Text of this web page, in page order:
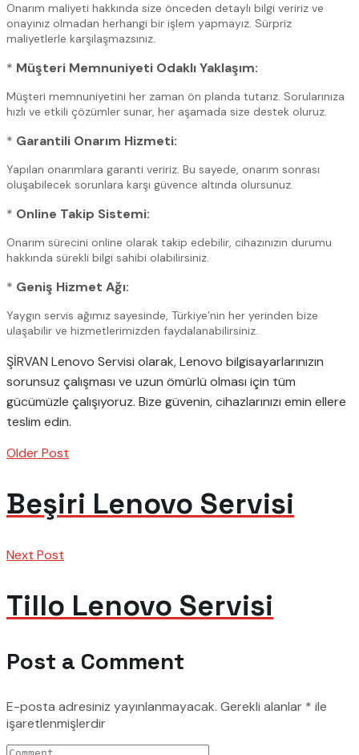
Onarım maliyeti hakkında size önceden detaylı bilgi veririz ve
onayınız olmadan herhangi bir işlem yapmayız. Sürpriz
maliyetlerle karşılaşmazsınız.
* Müşteri Memnuniyeti Odaklı Yaklaşım:
Müşteri memnuniyetini her zaman ön planda tutarız. Sorularınıza
hızlı ve etkili çözümler sunar, her aşamada size destek oluruz.
* Garantili Onarım Hizmeti:
Yapılan onarımlara garanti veririz. Bu sayede, onarım sonrası
oluşabilecek sorunlara karşı güvence altında olursunuz.
* Online Takip Sistemi:
Onarım sürecini online olarak takip edebilir, cihazınızın durumu
hakkında sürekli bilgi sahibi olabilirsiniz.
* Geniş Hizmet Ağı:
Yaygın servis ağımız sayesinde, Türkiye’nin her yerinden bize
ulaşabilir ve hizmetlerimizden faydalanabilirsiniz.
ŞİRVAN Lenovo Servisi olarak, Lenovo bilgisayarlarınızın
sorunsuz çalışması ve uzun ömürlü olması için tüm
gücümüzle çalışıyoruz. Bize güvenin, cihazlarınızı emin ellere
teslim edin.
Older Post
Beşiri Lenovo Servisi
Next Post
Tillo Lenovo Servisi
Post a Comment
E-posta adresiniz yayınlanmayacak. Gerekli alanlar * ile
işaretlenmişlerdir